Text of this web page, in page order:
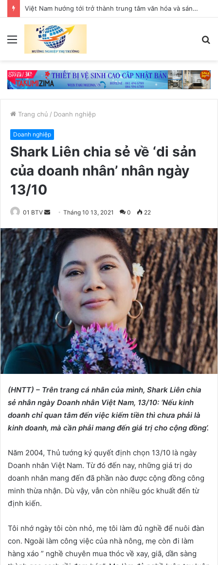
Việt Nam hướng tới trở thành trung tâm văn hóa và sáng tạo hàng đầu khu vực
Trang chủ / Doanh nghiệp
Doanh nghiệp
Shark Liên chia sẻ về ‘di sản
của doanh nhân’ nhân ngày
13/10
01 BTV
n
d
a
m
a
i
Tháng 10 13, 2021 0 22
(HNTT) – Trên trang cá nhân của mình, Shark Liên chia
sẻ nhân ngày Doanh nhân Việt Nam, 13/10: ‘Nếu kinh
doanh chỉ quan tâm đến việc kiếm tiền thì chưa phải là
kinh doanh, mà cần phải mang đến giá trị cho cộng đồng’.
Năm 2004, Thủ tướng ký quyết định chọn 13/10 là ngày
Doanh nhân Việt Nam. Từ đó đến nay, những giá trị do
doanh nhân mang đến đã phần nào được cộng đồng công
minh thừa nhận. Dù vậy, vẫn còn nhiều góc khuất đến từ
định kiến.
Tôi nhớ ngày tôi còn nhỏ, mẹ tôi làm đủ nghề để nuôi đàn
con. Ngoài làm công việc của nhà nông, mẹ còn đi làm
hàng xáo ” nghề chuyên mua thóc về xay, giã, dần sàng